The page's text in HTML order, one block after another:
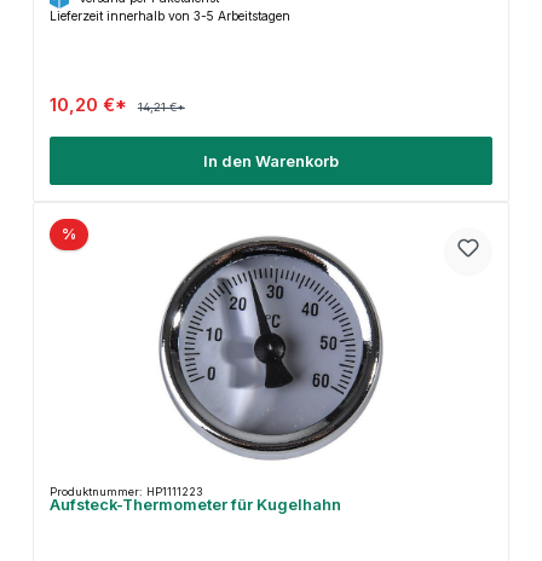
Lieferzeit innerhalb von 3-5 Arbeitstagen
10,20 €* 14,21 €*
In den Warenkorb
%
Produktnummer: HP1111223
Aufsteck-Thermometer für Kugelhahn